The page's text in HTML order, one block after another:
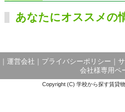
あなたにオススメの
運営会社 プライバシーポリシー
会社様専用ペ
Copyright (C) 学校から探す賃貸